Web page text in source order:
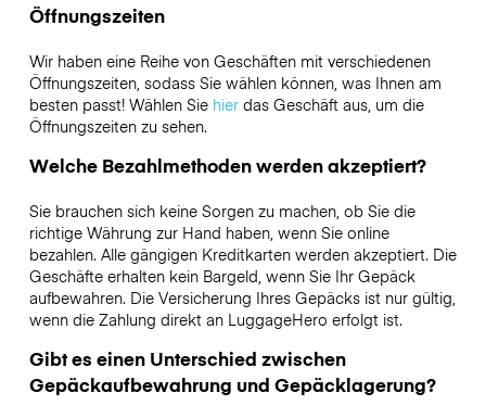
Öffnungszeiten
Wir haben eine Reihe von Geschäften mit verschiedenen
Öffnungszeiten, sodass Sie wählen können, was Ihnen am
besten passt! Wählen Sie hierdas Geschäft aus, um die
Öffnungszeiten zu sehen.
Welche Bezahlmethoden werden akzeptiert?
Sie brauchen sich keine Sorgen zu machen, ob Sie die
richtige Währung zur Hand haben, wenn Sie online
bezahlen. Alle gängigen Kreditkarten werden akzeptiert. Die
Geschäfte erhalten kein Bargeld, wenn Sie Ihr Gepäck
aufbewahren. Die Versicherung Ihres Gepäcks ist nur gültig,
wenn die Zahlung direkt an LuggageHero erfolgt ist.
Gibt es einen Unterschied zwischen
Gepäckaufbewahrung und Gepäcklagerung?